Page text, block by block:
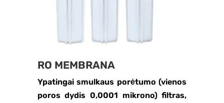
RO MEMBRANA
Ypatingai smulkaus porėtumo (vienos
poros dydis 0,0001 mikrono) filtras,